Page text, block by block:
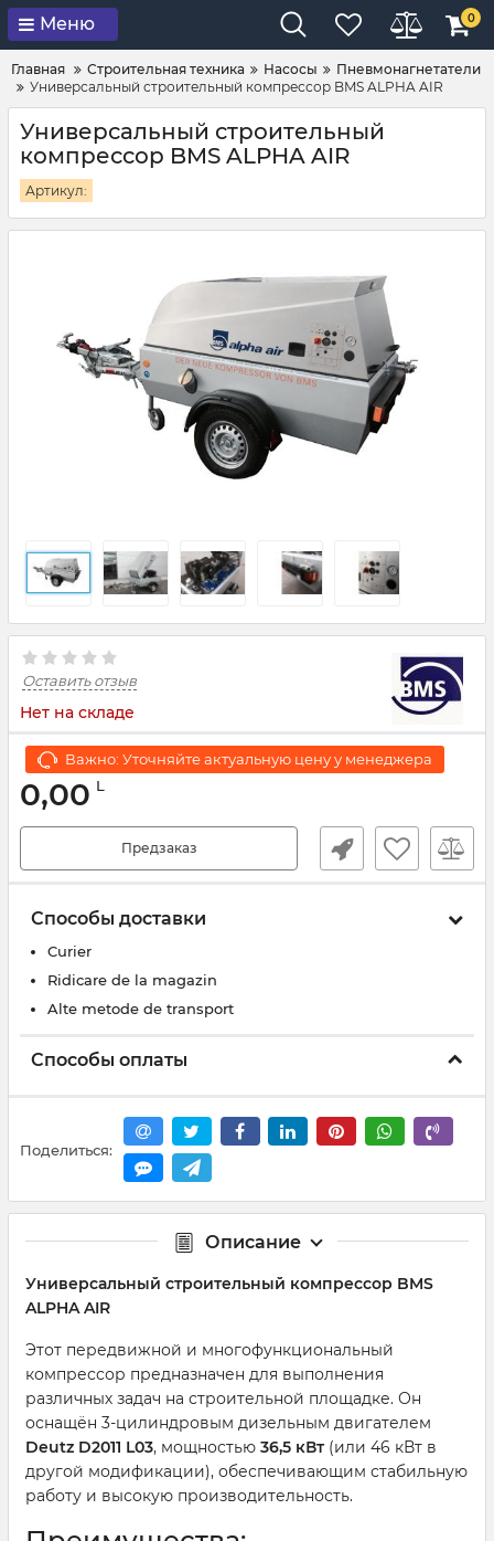
Меню 0
Главная Строительная техника Насосы
Пневмонагнетатели
Универсальный строительный компрессор BMS ALPHA AIR
Универсальный строительный
компрессор BMS ALPHA AIR
Артикул:
Оставить отзыв
Нет на складе
Важно: Уточняйте актуальную цену у менеджера
0,00 L
Предзаказ
Способы доставки
Curier
Ridicare de la magazin
Alte metode de transport
Способы оплаты
Поделиться:
Описание
Универсальный строительный компрессор BMS
ALPHA AIR
Этот передвижной и многофункциональный
компрессор предназначен для выполнения
различных задач на строительной площадке. Он
оснащён 3-цилиндровым дизельным двигателем
Deutz D2011 L03, мощностью 36,5 кВт (или 46 кВт в
другой модификации), обеспечивающим стабильную
работу и высокую производительность.